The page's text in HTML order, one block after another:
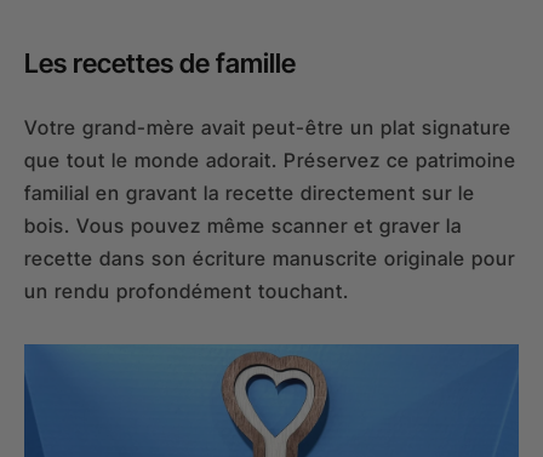
Les recettes de famille
Votre grand-mère avait peut-être un plat signature
que tout le monde adorait. Préservez ce patrimoine
familial en gravant la recette directement sur le
bois. Vous pouvez même scanner et graver la
recette dans son écriture manuscrite originale pour
un rendu profondément touchant.